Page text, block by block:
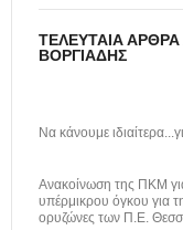
ΤΕΛΕΥΤΑΊΑ
ΒΟΡΓΙΆΔΗΣ
Να κάνουμε
Ανακοίνωση της ΠΚΜ
υπέρμικρου όγκου για
ορυζώνες των Π.Ε.